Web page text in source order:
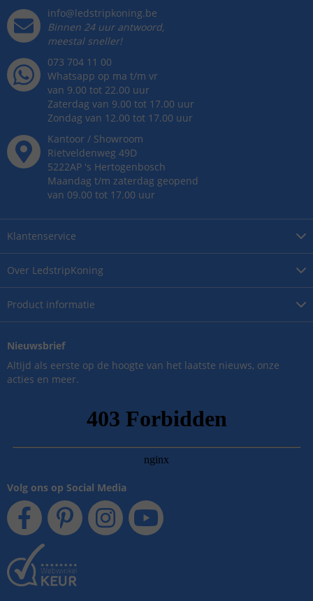
Over LedstripKoning
Product informatie
Klantenservice
info@ledstripkoning.be
Binnen 24 uur antwoord,
meestal sneller!
073 704 11 00
Whatsapp op ma t/m vr
van 9.00 tot 22.00 uur
Zaterdag van 9.00 tot 17.00 uur
Zondag van 12.00 tot 17.00 uur
Kantoor / Showroom
Rietveldenweg 49D
5222AP 's Hertogenbosch
Maandag t/m zaterdag geopend
van 09.00 tot 17.00 uur
Nieuwsbrief
Altijd als eerste op de hoogte van het laatste nieuws, onze
acties en meer.
Volg ons op Social Media